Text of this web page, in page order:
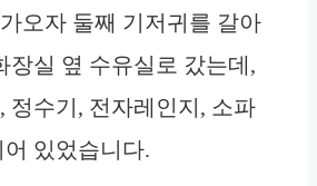
오자 둘째 기저귀를 갈아
장실 옆 수유실로 갔는데,
정수기, 전자레인지, 소파
있었습니다.